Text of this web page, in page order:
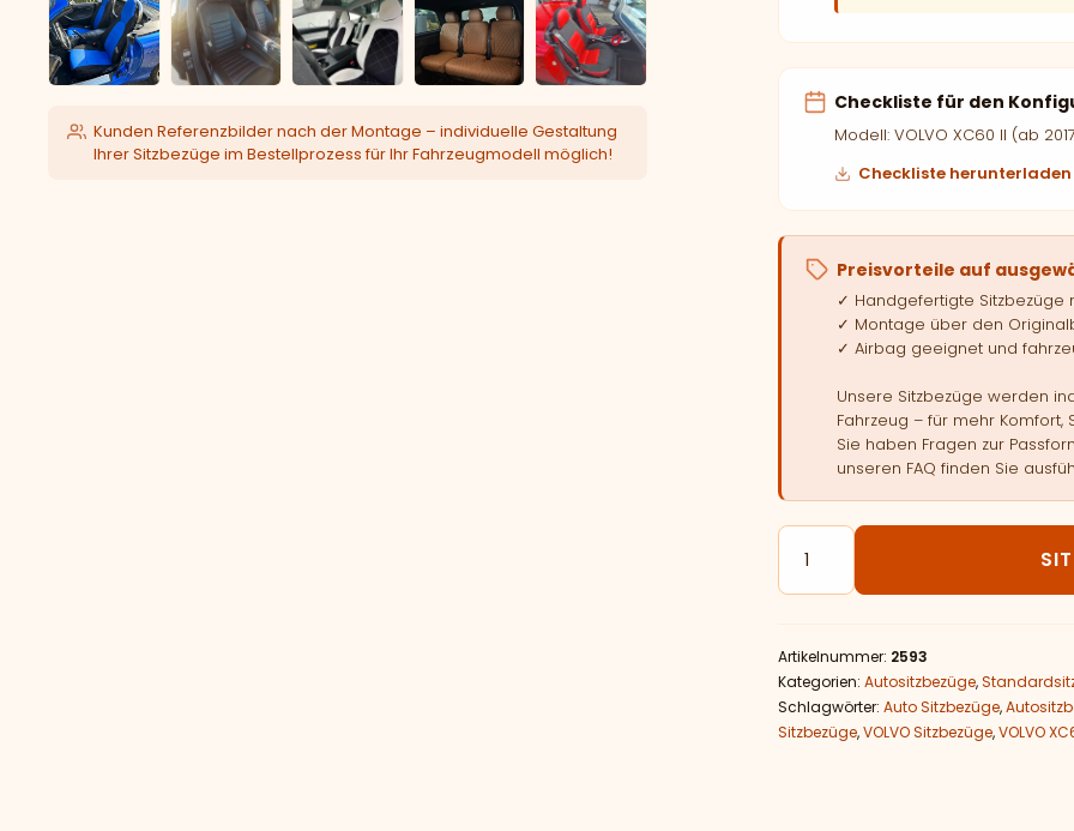
Kunden Referenzbilder nach der Montage – individuelle Gestaltung
Ihrer Sitzbezüge im Bestellprozess für Ihr Fahrzeugmodell möglich!
Checkliste für den
Modell: VOLVO XC60 II (ab
Checkliste herunterladen
Preisvorteile auf
✓ Handgefertigte Sitzbezüge
✓ Montage über den
✓ Airbag geeignet und
Unsere Sitzbezüge werden
Fahrzeug – für mehr
Sie haben Fragen zur
unseren FAQ finden Sie
Autositzbezüge passend für
Artikelnummer: 2593
Kategorien: Autositzbezüge,
Schlagwörter: Auto Sitzbezüge,
Sitzbezüge,VOLVO Sitzbezüge,VOLVO